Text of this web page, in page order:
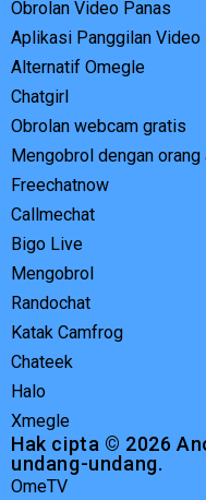
Obrolan Video Panas
Aplikasi Panggilan Video
Alternatif Omegle
Chatgirl
Obrolan webcam gratis
Mengobrol dengan orang
Freechatnow
Callmechat
Bigo Live
Mengobrol
Randochat
Katak Camfrog
Chateek
Halo
Xmegle
Hak cipta © 2026
undang-undang.
OmeTV